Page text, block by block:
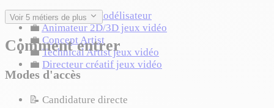
💼Artiste 3D / Modélisateur
💼Animateur 2D/3D jeux vidéo
💼 Concept Artist
💼 Technical Artist jeux vidéo
💼 Directeur créatif jeux vidéo
Voir 5 métiers de plus
Comment entrer
Modes d'accès
📝 Candidature directe